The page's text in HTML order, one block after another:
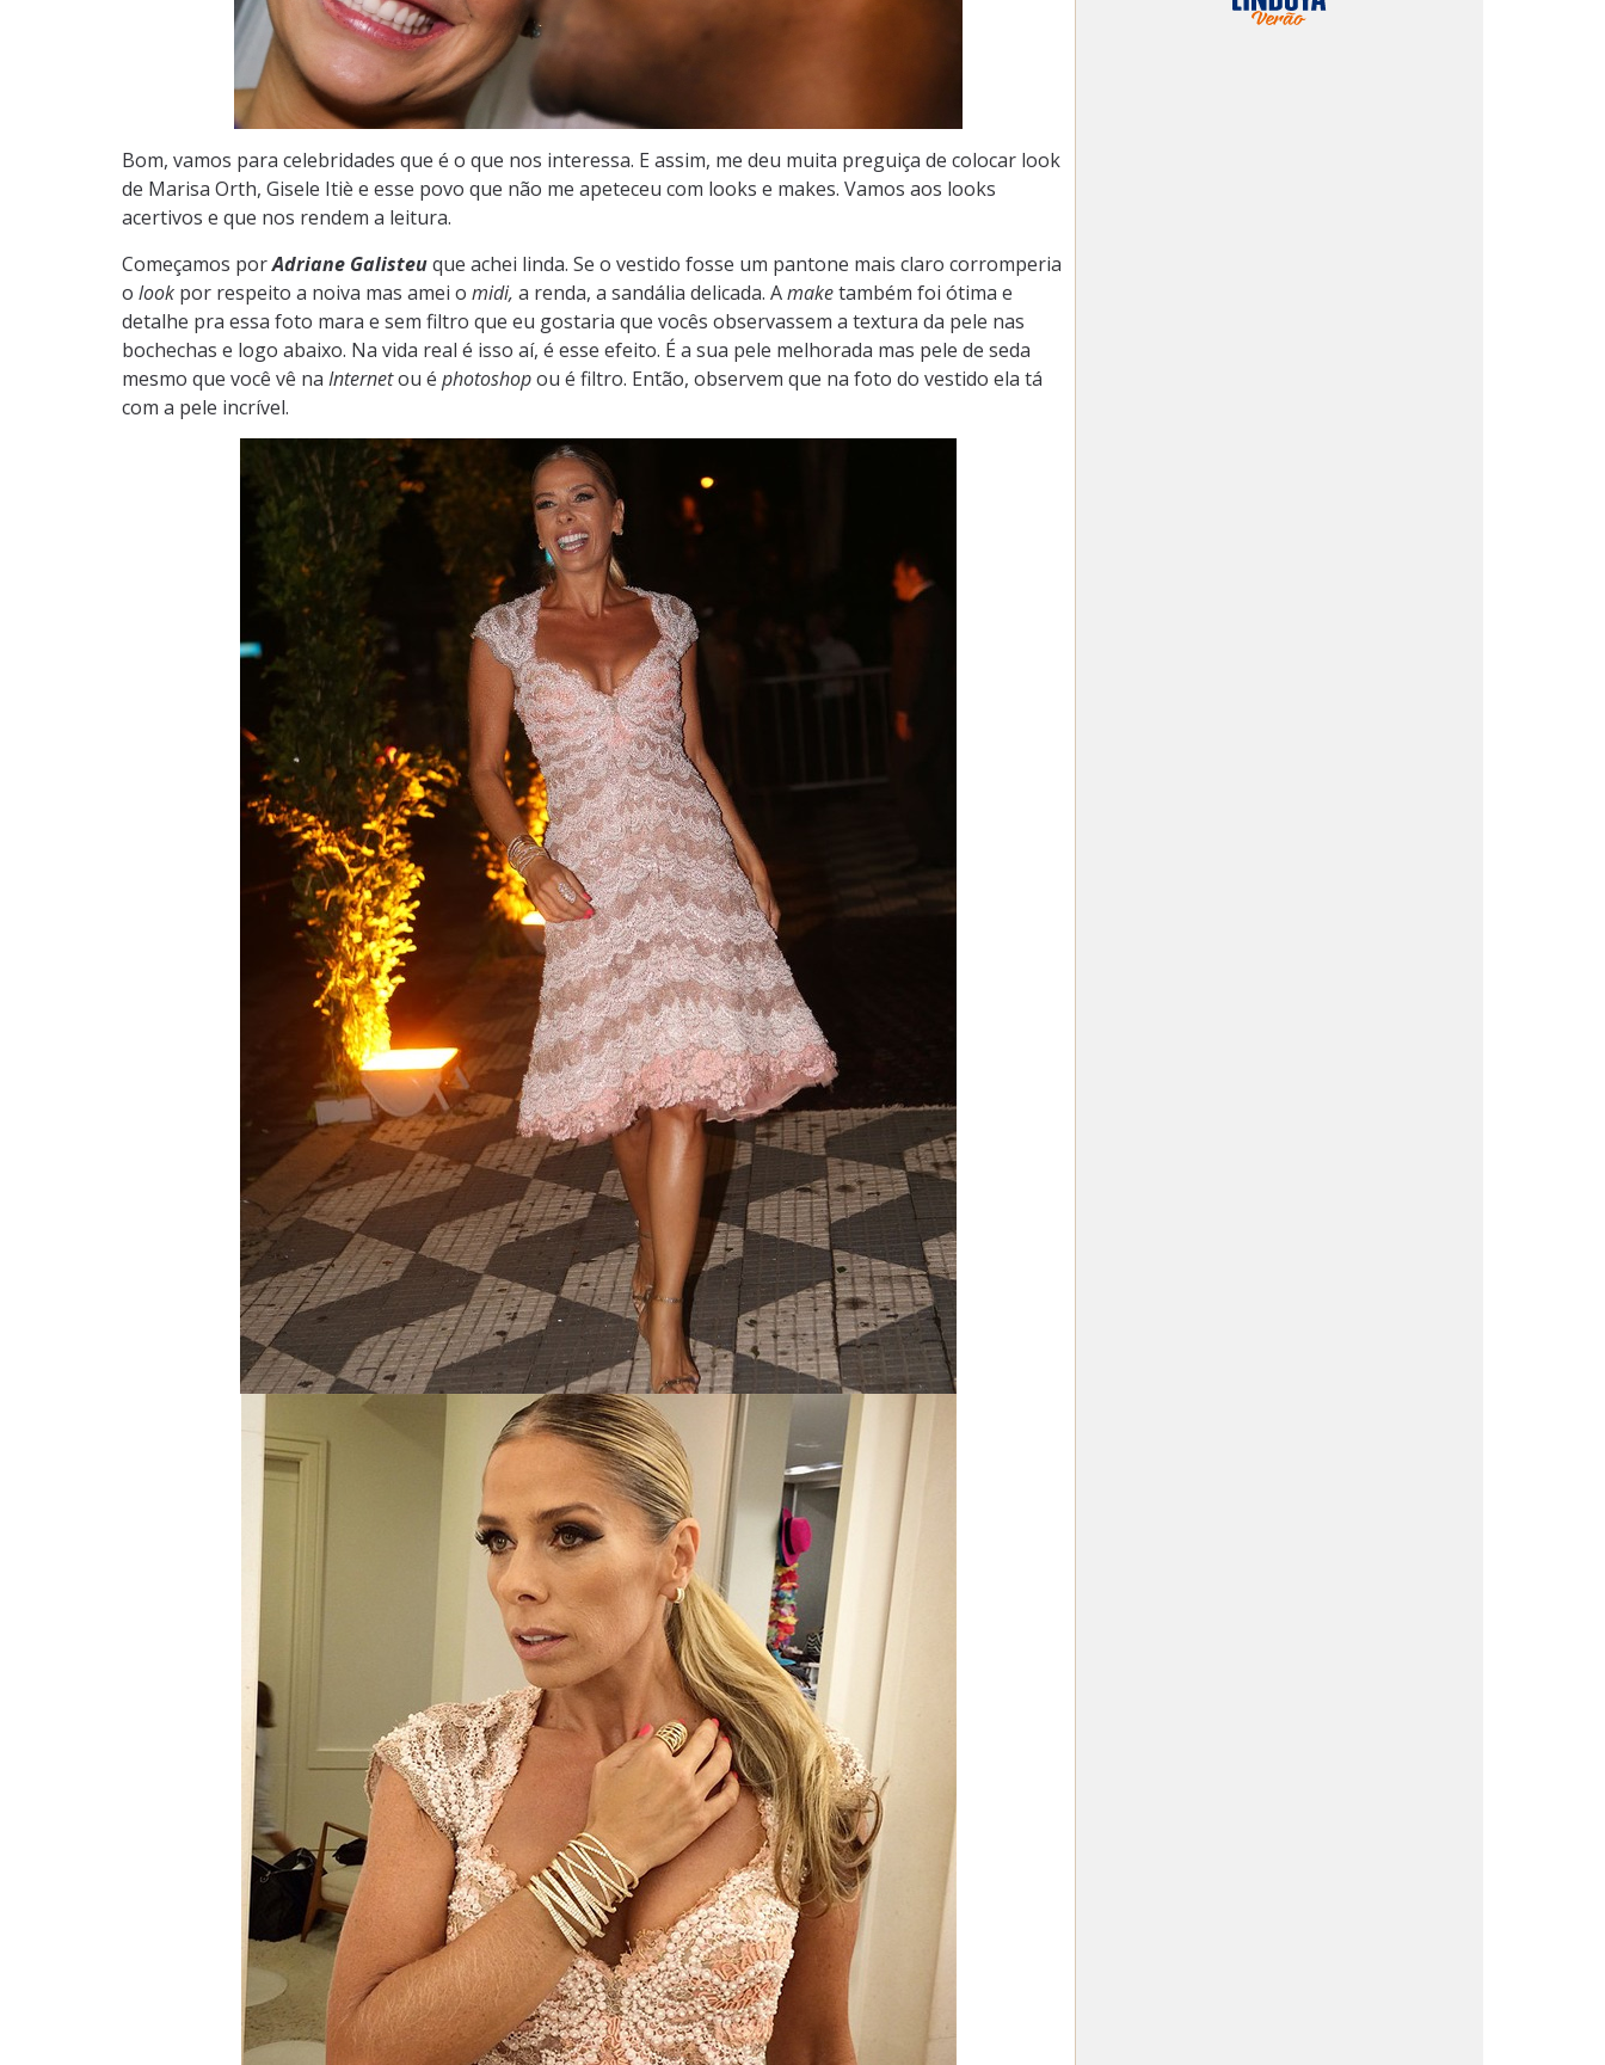
Bom, vamos para celebridades que é o que nos interessa. E assim, me deu muita preguiça de colocar look
de Marisa Orth, Gisele Itiè e esse povo que não me apeteceu com looks e makes. Vamos aos looks
acertivos e que nos rendem a leitura.
Começamos porAdriane Galisteuque achei linda. Se o vestido fosse um pantone mais claro corromperia
o look por respeito a noiva mas amei o midi, a renda, a sandália delicada. Amaketambém foi ótima e
detalhe pra essa foto mara e sem filtro que eu gostaria que vocês observassem a textura da pele nas
bochechas e logo abaixo. Na vida real é isso aí, é esse efeito. É a sua pele melhorada mas pele de seda
mesmo que você vê na Internetou é photoshopou é filtro. Então, observem que na foto do vestido ela tá
com a pele incrível.